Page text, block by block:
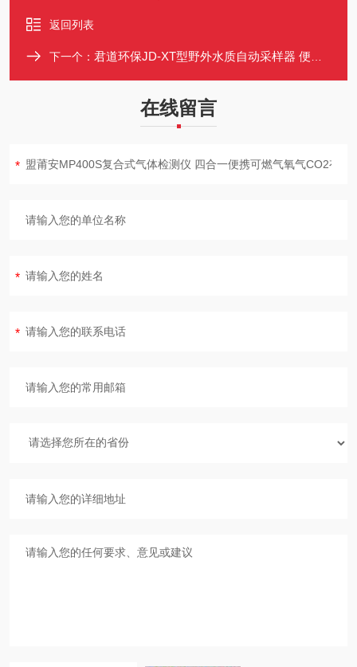
返回列表
下一个： 君道环保JD-XT型野外水质自动采样器 便携可手动
在线留言